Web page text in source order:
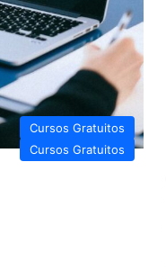
Cursos Gratuitos
Cursos Gratuitos